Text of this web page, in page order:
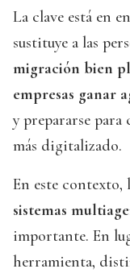
La clave está en
sustituye a las
migración bien
empresas ganar
y prepararse
más digitalizado.
En este contexto,
sistemas
importante. En
herramienta,